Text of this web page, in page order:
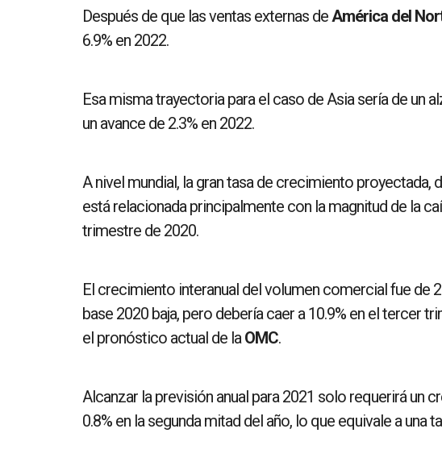
Después de que las ventas externas deAmérica del
6.9% en 2022.
Esa misma trayectoria para el caso de Asia sería de un
un avance de 2.3% en 2022.
A nivel mundial, la gran tasa de crecimiento proyectada,
está relacionada principalmente con la magnitud de la
trimestre de 2020.
El crecimiento interanual del volumen comercial fue de
base 2020 baja, pero debería caer a 10.9% en el tercer
el pronóstico actual de laOMC.
Alcanzar la previsión anual para 2021 solo requerirá un
0.8% en la segunda mitad del año, lo que equivale a una